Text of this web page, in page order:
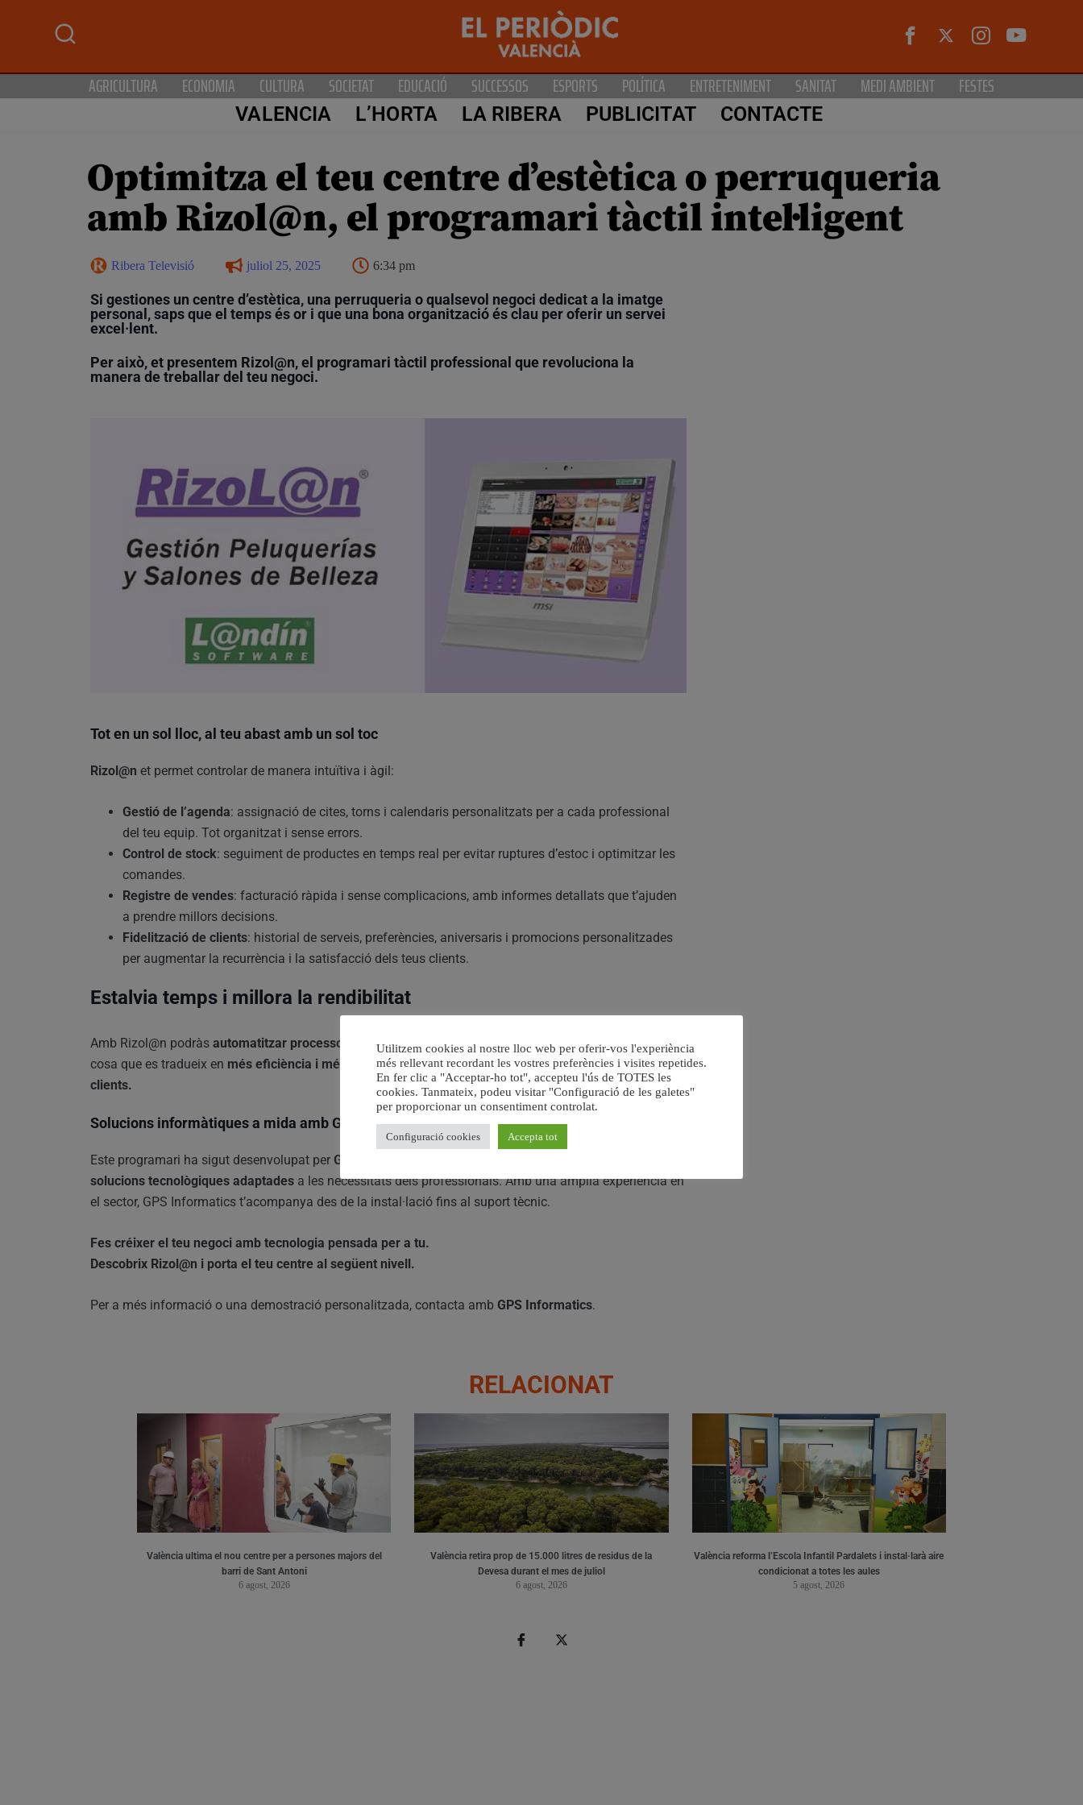
AGRICULTURA ECONOMIA CULTURA SOCIETAT EDUCACIÓ SUCCESSOS ESPORTS POLÍTICA ENTRETENIMENT SANITAT MEDI AMBIENT FESTES
VALENCIA L’HORTA LA RIBERA PUBLICITAT CONTACTE
Optimitza el teu centre d’estètica o perruqueria
amb Rizol@n, el programari tàctil intel·ligent
Ribera Televisió juliol 25, 2025 6:34 pm
Si gestiones un centre d’estètica, una perruqueria o qualsevol negoci dedicat a la imatge
personal, saps que el temps és or i que una bona organització és clau per oferir un servei
excel·lent.
Per això, et presentem Rizol@n, el programari tàctil professional que revoluciona la
manera de treballar del teu negoci.
Tot en un sol lloc, al teu abast amb un sol toc
Rizol@n et permet controlar de manera intuïtiva i àgil:
Gestió de l’agenda: assignació de cites, torns i calendaris personalitzats per a cada professional
del teu equip. Tot organitzat i sense errors.
Control de stock: seguiment de productes en temps real per evitar ruptures d’estoc i optimitzar les
comandes.
Registre de vendes: facturació ràpida i sense complicacions, amb informes detallats que t’ajuden
a prendre millors decisions.
Fidelització de clients: historial de serveis, preferències, aniversaris i promocions personalitzades
per augmentar la recurrència i la satisfacció dels teus clients.
Estalvia temps i millora la rendibilitat
Amb Rizol@n podràs automatitzar processos reduir l’ús de paper i millorar la coordinació de l’equip,
cosa que es tradueix en més eficiència i més temps per dedicar al que realment importa: els teus
clients.
Solucions informàtiques a mida amb GPS Informatics
Este programari ha sigut desenvolupat per GPS Informatics
solucions tecnològiques adaptades a les necessitats dels professionals. Amb una àmplia experiència en
el sector, GPS Informatics t’acompanya des de la instal·lació fins al suport tècnic.
Fes créixer el teu negoci amb tecnologia pensada per a tu.
Descobrix Rizol@n i porta el teu centre al següent nivell.
Per a més informació o una demostració personalitzada, contacta amb GPS Informatics.
RELACIONAT
València ultima el nou centre per a persones majors del
barri de Sant Antoni
6 agost, 2026
València retira prop de 15.000 litres de residus de la
Devesa durant el mes de juliol
6 agost, 2026
València reforma l’Escola Infantil Pardalets i instal·larà aire
condicionat a totes les aules
5 agost, 2026
Utilitzem cookies al nostre lloc web per oferir-vos l'experiència
més rellevant recordant les vostres preferències i visites repetides.
En fer clic a "Acceptar-ho tot", accepteu l'ús de TOTES les
cookies. Tanmateix, podeu visitar "Configuració de les galetes"
per proporcionar un consentiment controlat.
Configuració cookies Accepta tot